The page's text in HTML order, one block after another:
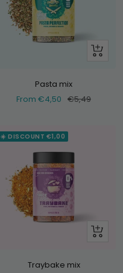
Look
Pasta mix
Selling
From €4,50 Normal
€5,49
☀️ DISCOUNT €1,00
Look
Traybake mix